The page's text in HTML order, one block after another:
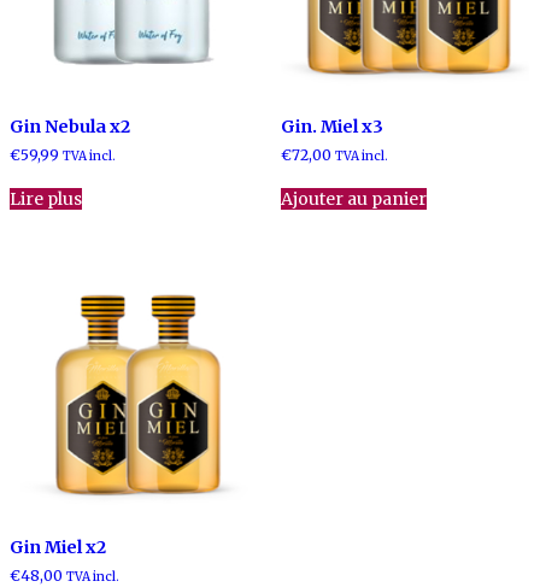
Gin Nebula x2
€59,99 TVA incl.
Lire plus
Gin. Miel x3
€72,00 TVA incl.
Ajouter au panier
Gin Miel x2
€48,00 TVA incl.